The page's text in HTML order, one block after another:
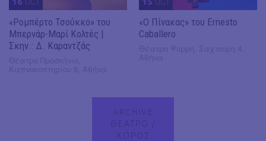
«Ρομπέρτο Τσούκκο» του
Μπερνάρ-Μαρί Κολτές |
Σκην.: Δ. Καραντζάς
«Ο Πίνακας» του Ernesto
Caballero
ARCHIVE
ΘΕΑΤΡΟ /
ΧΟΡΟΣ